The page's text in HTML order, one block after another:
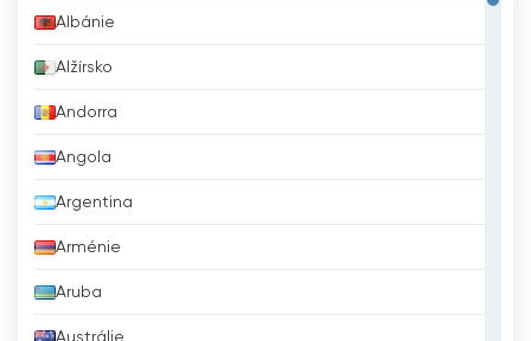
Albánie
Alžírsko
Andorra
Angola
Argentina
Arménie
Aruba
Austrálie